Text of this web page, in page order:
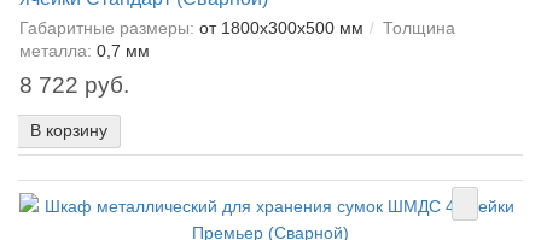
Габаритные размеры: от 1800x300x500 мм
Толщина
металла: 0,7 мм
8 722 руб.
В корзину